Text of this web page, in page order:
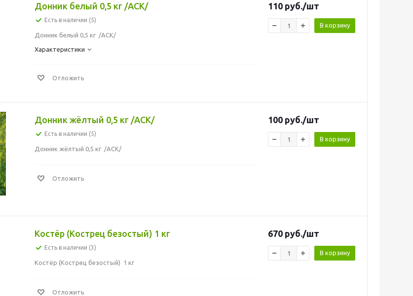
Донник белый 0,5 кг /АСК/
Есть в наличии (5)
Донник белый 0,5 кг /АСК/
Характеристики
Отложить
110 руб./шт
В корзину
Донник жёлтый 0,5 кг /АСК/
Есть в наличии (5)
Донник жёлтый 0,5 кг /АСК/
Отложить
100 руб./шт
В корзину
Костёр (Кострец безостый) 1 кг
Есть в наличии (3)
Костёр (Кострец безостый) 1 кг
Отложить
670 руб./шт
В корзину